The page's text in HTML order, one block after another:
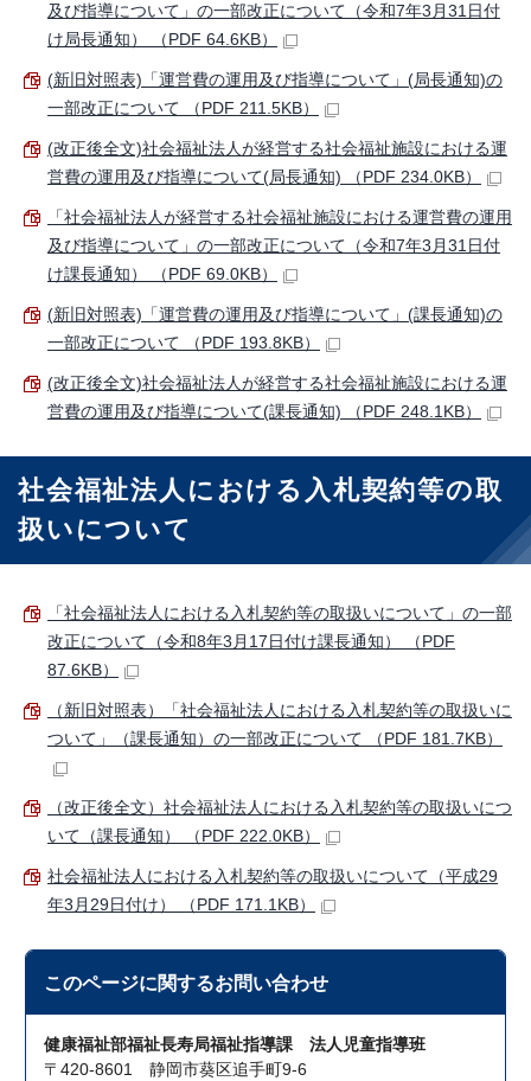
及び指導について」の一部改正について（令和7年3月31日付
け局長通知） （PDF 64.6KB）
(新旧対照表)「運営費の運用及び指導について」(局長通知)の
一部改正について （PDF 211.5KB）
(改正後全文)社会福祉法人が経営する社会福祉施設における運
営費の運用及び指導について(局長通知) （PDF 234.0KB）
「社会福祉法人が経営する社会福祉施設における運営費の運用
及び指導について」の一部改正について（令和7年3月31日付
け課長通知） （PDF 69.0KB）
(新旧対照表)「運営費の運用及び指導について」(課長通知)の
一部改正について （PDF 193.8KB）
(改正後全文)社会福祉法人が経営する社会福祉施設における運
営費の運用及び指導について(課長通知) （PDF 248.1KB）
社会福祉法人における入札契約等の取
扱いについて
「社会福祉法人における入札契約等の取扱いについて」の一部
改正について（令和8年3月17日付け課長通知） （PDF
87.6KB）
（新旧対照表）「社会福祉法人における入札契約等の取扱いに
ついて」（課長通知）の一部改正について （PDF 181.7KB）
（改正後全文）社会福祉法人における入札契約等の取扱いにつ
いて（課長通知） （PDF 222.0KB）
社会福祉法人における入札契約等の取扱いについて（平成29
年3月29日付け） （PDF 171.1KB）
このページに関するお問い合わせ
健康福祉部福祉長寿局福祉指導課 法人児童指導班
〒420-8601 静岡市葵区追手町9-6